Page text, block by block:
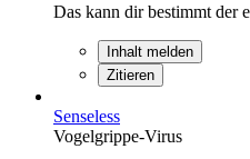
Das kann dir bestimmt der
Inhalt melden
Zitieren
Senseless
Vogelgrippe-Virus